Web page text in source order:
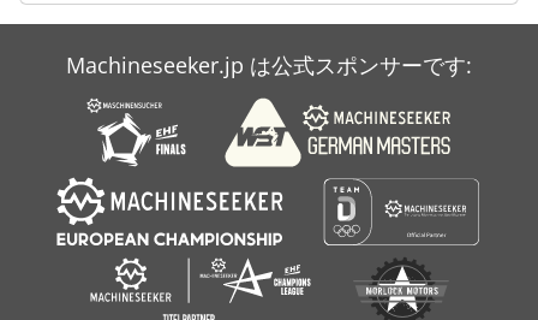
Machineseeker.jp は公式スポンサーです: